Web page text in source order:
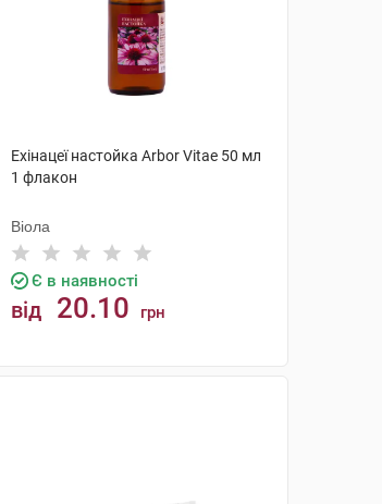
Ехінацеї настойка Arbor Vitae 50 мл
1 флакон
Віола
Є в наявності
від 20.10 грн